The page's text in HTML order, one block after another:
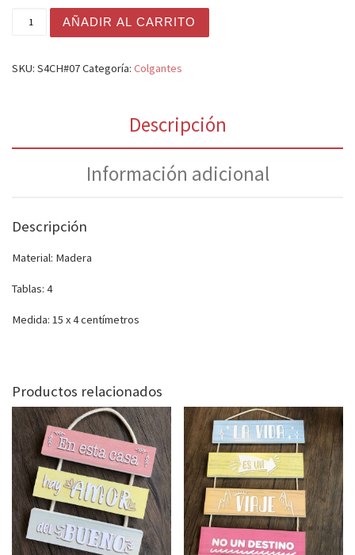
Colgantes con soga 4 tablas chicas 15x4 cms.
AÑADIR AL CARRITO
SKU: S4CH#07Categoría: Colgantes
Descripción
Información adicional
Descripción
Material: Madera
Tablas: 4
Medida: 15 x 4 centímetros
Productos relacionados